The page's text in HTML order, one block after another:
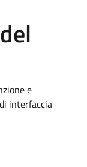
e
interfaccia